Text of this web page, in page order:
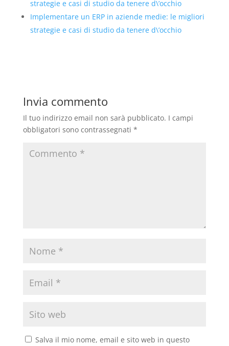
strategie e casi di studio da tenere d\’occhio
Implementare un ERP in aziende medie: le migliori
strategie e casi di studio da tenere d\’occhio
Invia commento
Il tuo indirizzo email non sarà pubblicato. I campi
obbligatori sono contrassegnati *
Salva il mio nome, email e sito web in questo